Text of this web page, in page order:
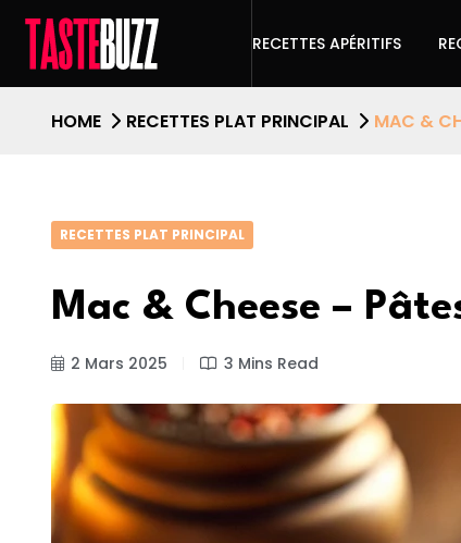
RECETTES APÉRITIFS
HOME RECETTES PLAT PRINCIPAL MAC &
RECETTES PLAT PRINCIPAL
Mac & Cheese –
2 Mars 2025 3 Mins Read